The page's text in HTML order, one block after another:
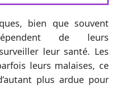
bien que souvent
de leurs
leur santé. Les
leurs malaises, ce
plus ardue pour